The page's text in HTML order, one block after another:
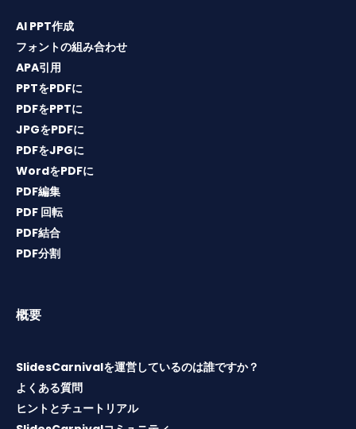
AI PPT作成
フォントの組み合わせ
APA引用
PPTをPDFに
PDFをPPTに
JPGをPDFに
PDFをJPGに
WordをPDFに
PDF編集
PDF 回転
PDF結合
PDF分割
概要
SlidesCarnivalを運営しているのは誰ですか？
よくある質問
ヒントとチュートリアル